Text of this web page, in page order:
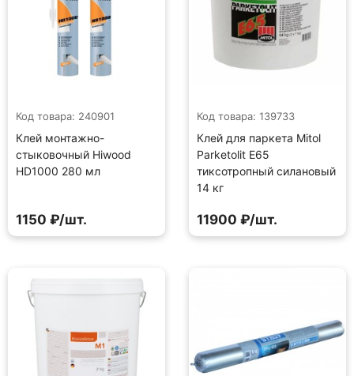
Код товара: 240901
Клей монтажно-
стыковочный Hiwood
HD1000 280 мл
1150 ₽/шт.
Код товара: 139733
Клей для паркета Mitol
Parketolit E65
тиксотропный силановый
14 кг
11900 ₽/шт.